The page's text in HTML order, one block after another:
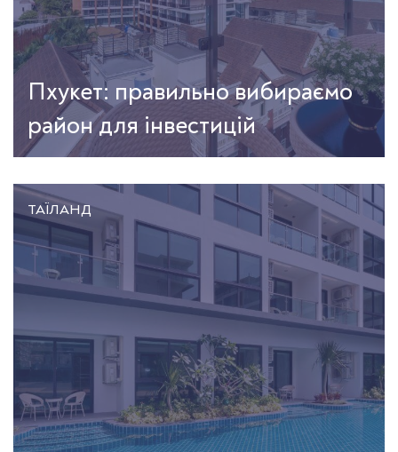
Пхукет: правильно вибираємо
район для інвестицій
ТАЇЛАНД